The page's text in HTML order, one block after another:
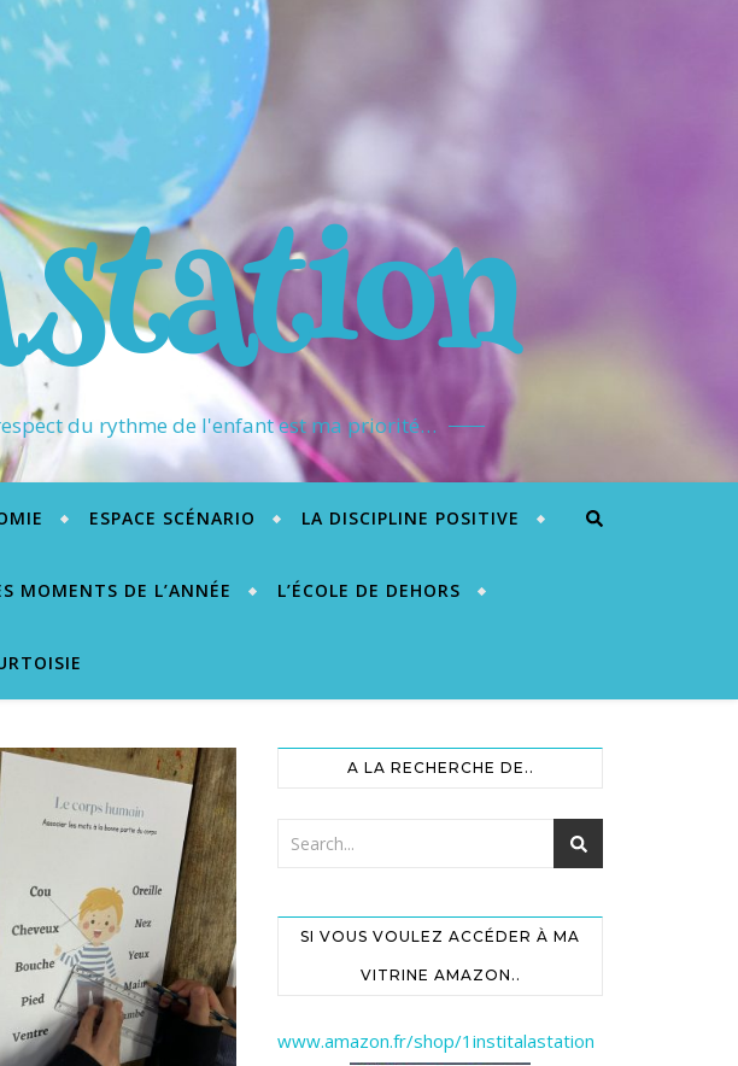
du rythme de l'enfant est ma priorité…
ESPACE SCÉNARIO LA DISCIPLINE POSITIVE
MOMENTS DE L’ANNÉE L’ÉCOLE DE DEHORS
A LA RECHERCHE DE..
SI VOUS VOULEZ ACCÉDER À MA
VITRINE AMAZON..
www.amazon.fr/shop/1institalastation